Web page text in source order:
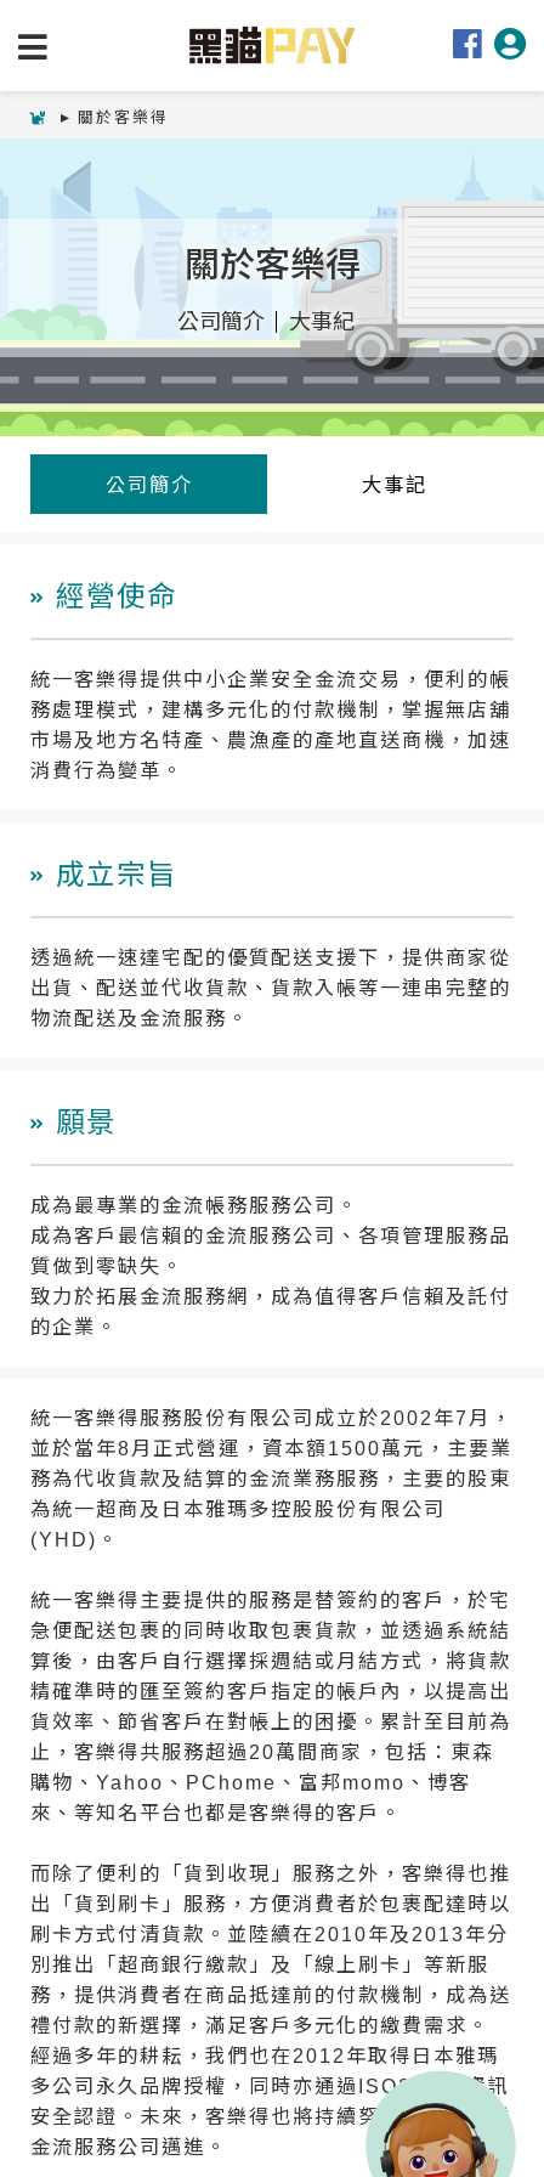
關於客樂得
關於客樂得
公司簡介 大事紀
公司簡介 大事記
經營使命
統一客樂得提供中小企業安全金流交易，便利的帳
務處理模式，建構多元化的付款機制，掌握無店舖
市場及地方名特產、農漁產的產地直送商機，加速
消費行為變革。
成立宗旨
透過統一速達宅配的優質配送支援下，提供商家從
出貨、配送並代收貨款、貨款入帳等一連串完整的
物流配送及金流服務。
願景
成為最專業的金流帳務服務公司。
成為客戶最信賴的金流服務公司、各項管理服務品
質做到零缺失。
致力於拓展金流服務網，成為值得客戶信賴及託付
的企業。
統一客樂得服務股份有限公司成立於2002年7月，
並於當年8月正式營運，資本額1500萬元，主要業
務為代收貨款及結算的金流業務服務，主要的股東
為統一超商及日本雅瑪多控股股份有限公司
(YHD)。
統一客樂得主要提供的服務是替簽約的客戶，於宅
急便配送包裹的同時收取包裹貨款，並透過系統結
算後，由客戶自行選擇採週結或月結方式，將貨款
精確準時的匯至簽約客戶指定的帳戶內，以提高出
貨效率、節省客戶在對帳上的困擾。累計至目前為
止，客樂得共服務超過20萬間商家，包括：東森
購物、Yahoo、PChome、富邦momo、博客
來、等知名平台也都是客樂得的客戶。
而除了便利的「貨到收現」服務之外，客樂得也推
出「貨到刷卡」服務，方便消費者於包裹配達時以
刷卡方式付清貨款。並陸續在2010年及2013年分
別推出「超商銀行繳款」及「線上刷卡」等新服
務，提供消費者在商品抵達前的付款機制，成為送
禮付款的新選擇，滿足客戶多元化的繳費需求。
經過多年的耕耘，我們也在2012年取得日本雅瑪
多公司永久品牌授權，同時亦通過ISO27001資訊
安全認證。未來，客樂得也將持續努力，朝向專業
金流服務公司邁進。